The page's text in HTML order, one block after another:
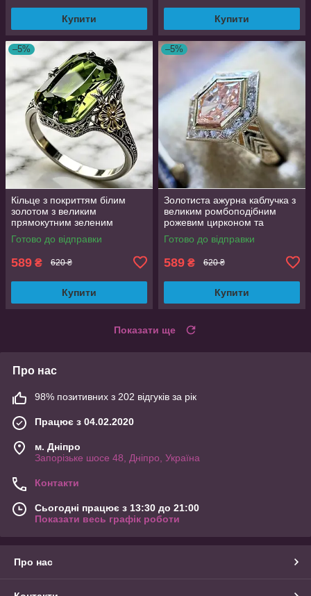
Купити Купити
–5%
Кільце з покриттям білим
золотом з великим
прямокутним зеленим
смарагдом та золотистою
квіткою 18 розмір
Готово до відправки
589 ₴ 620 ₴
Купити
–5%
Золотиста ажурна каблучка з
великим ромбоподібним
рожевим цирконом та
фіанітами 19 розмір
Готово до відправки
589 ₴ 620 ₴
Купити
Показати ще
Про нас
98% позитивних з 202 відгуків за рік
Працює з 04.02.2020
м. Дніпро
Запорізьке шосе 48, Дніпро, Україна
Контакти
Сьогодні працює з 13:30 до 21:00
Показати весь графік роботи
Про нас